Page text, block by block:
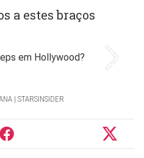
a estes braços
| STARSINSIDER